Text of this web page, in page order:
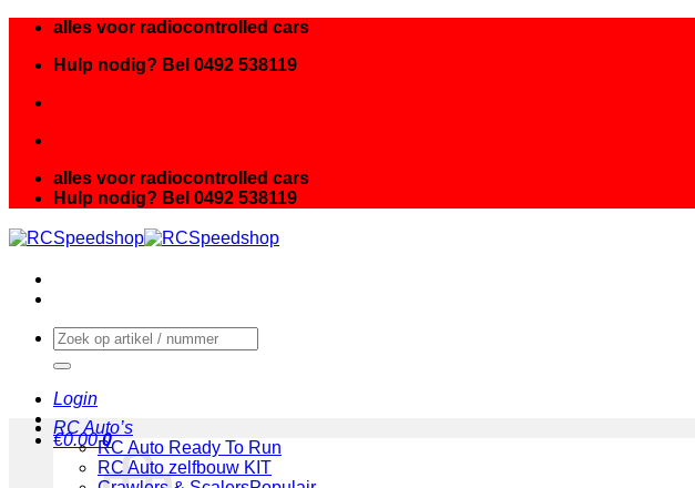
inhoud
alles voor radiocontrolled cars
Hulp nodig? Bel 0492 538119
alles voor radiocontrolled cars
Hulp nodig? Bel 0492 538119
Zoeken
naar:
Login
€0.00 0
RC Auto’s
RC Auto Ready To Run
RC Auto zelfbouw KIT